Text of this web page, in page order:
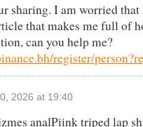
sharing. I am worried
that makes me full of
can you help me?
register/
2026 at 19:40
analPiink triped lap